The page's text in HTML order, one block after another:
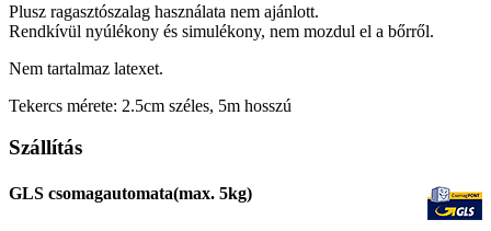
Plusz ragasztószalag használata nem ajánlott.
Rendkívül nyúlékony és simulékony, nem mozdul el a bőrről.
Nem tartalmaz latexet.
Tekercs mérete: 2.5cm széles, 5m hosszú
Szállítás
GLS csomagautomata(max. 5kg)